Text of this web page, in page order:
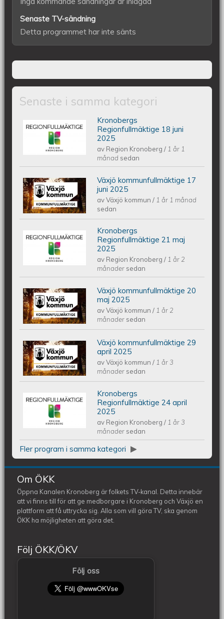
Senaste TV-sändning
Detta programmet har inte sänts
Senaste i samma kategori
Kronobergs regionfullmäktige 18 juni
2025
Kronobergs
Regionfullmäktige 18 juni
2025
av Region Kronoberg/ 1 år 1
månad sedan
Växjös kommunfullmäktige 17 juni
2025
Växjö kommunfullmäktige 17
juni 2025
avVäxjö kommun/ 1 år 1 månad
sedan
Kronobergs regionfullmäktige 21 maj
2025
Kronobergs
Regionfullmäktige 21 maj
2025
av Region Kronoberg/ 1 år 2
månader sedan
Växjös kommunfullmäktige 20 maj
2025
Växjö kommunfullmäktige 20
maj 2025
avVäxjö kommun/ 1 år 2
månader sedan
Växjös kommunfullmäktige 29 april
2025
Växjö kommunfullmäktige 29
april 2025
avVäxjö kommun/ 1 år 3
månader sedan
Kronobergs regionfullmäktige 24
april 2025
Kronobergs
Regionfullmäktige 24 april
2025
av Region Kronoberg/ 1 år 3
månader sedan
Fler program i samma kategori
Om ÖKK
Öppna Kanalen Kronoberg är folkets TV-kanal. Detta innebär
att vi finns till för att ge medborgare i Kronoberg och Växjö en
plattform att få uttrycka sig. Alla som vill göra TV, ska genom
ÖKK ha möjligheten att göra det.
Följ ÖKK/ÖKV
Följ oss